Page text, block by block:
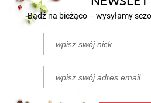
Bądź na bieżąco – wysyłamy